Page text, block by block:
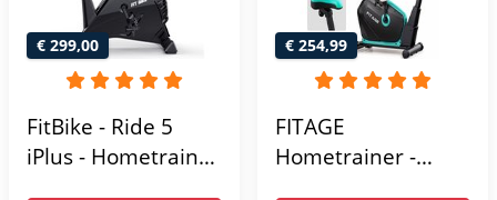
gebruikersgewicht
110 kg - Zwart en
Blauw
€ 299,00
FitBike - Ride 5
iPlus - Hometrainer
€ 254,99
FITAGE
Hometrainer -